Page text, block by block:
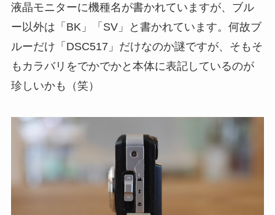
液晶モニターに機種名が書かれていますが、ブル
ー以外は「BK」「SV」と書かれています。何故ブ
ルーだけ「DSC517」だけなのか謎ですが、そもそ
もカラバリをでかでかと本体に表記しているのが
珍しいかも（笑）